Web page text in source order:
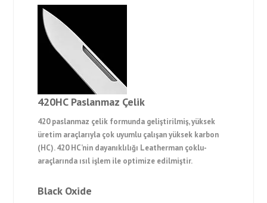
420HC Paslanmaz Çelik
420 paslanmaz çelik formunda geliştirilmiş, yüksek
üretim araçlarıyla çok uyumlu çalışan yüksek karbon
(HC). 420 HC’nin dayanıklılığı Leatherman çoklu-
araçlarında ısıl işlem ile optimize edilmiştir.
Black Oxide